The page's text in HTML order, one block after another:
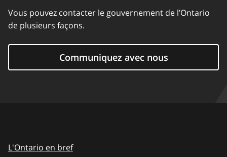
Vous pouvez contacter le gouvernement de l’Ontario
de plusieurs façons.
Communiquez avec nous
L'Ontario en bref